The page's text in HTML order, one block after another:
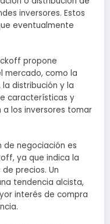
inversores. Estos
eventualmente
propone
mercado, como la
distribución y la
características y
los inversores tomar
de negociación es
ya que indica la
precios. Un
tendencia alcista,
interés de compra